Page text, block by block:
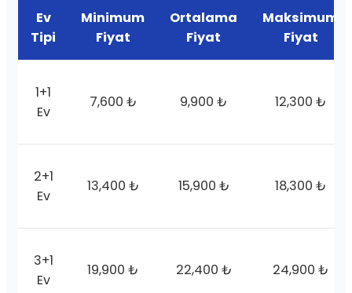
Ev
Tipi
Minimum
Fiyat
Ortalama
Fiyat
Maksimum
Fiyat
1+1
Ev
7,600 ₺ 9,900 ₺ 12,300 ₺
2+1
Ev
13,400 ₺ 15,900 ₺ 18,300 ₺
3+1
Ev
19,900 ₺ 22,400 ₺ 24,900 ₺